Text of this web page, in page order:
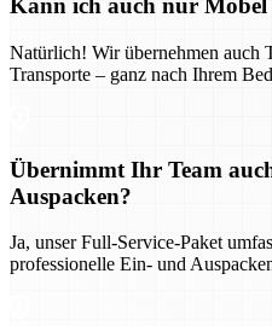
Kann ich auch nur Möbel
Natürlich! Wir übernehmen auch
Transporte – ganz nach Ihrem
Übernimmt Ihr Team
Auspacken?
Ja, unser Full-Service-Paket
professionelle Ein- und